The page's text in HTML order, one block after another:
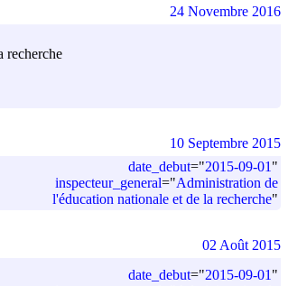
recherche
24 Novembre 2016
date_debut="2015-09-01 "
inspecteur_general="Administration de
l'éducation nationale et de la recherche"
10 Septembre 2015
date_debut="2015-09-01 "
02 Août 2015